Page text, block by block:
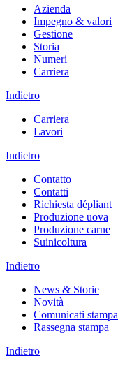
Azienda
Impegno & valori
Gestione
Storia
Numeri
Carriera
Indietro
Carriera
Lavori
Indietro
Contatto
Contatti
Richiesta dépliant
Produzione uova
Produzione carne
Suinicoltura
Indietro
News & Storie
Novità
Comunicati stampa
Rassegna stampa
Indietro